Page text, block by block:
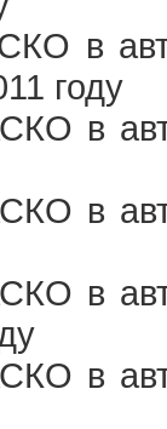
в
году
в
в
в
в